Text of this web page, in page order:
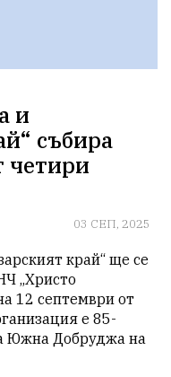
и
събира
четири
03 СЕП, 2025
край“ ще се
„Христо
12 септември от
е 85-
Южна Добруджа на